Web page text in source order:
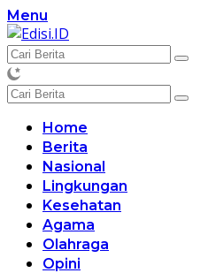
Langsung
ke
konten
Menu
Home
Berita
Nasional
Lingkungan
Kesehatan
Agama
Olahraga
Opini